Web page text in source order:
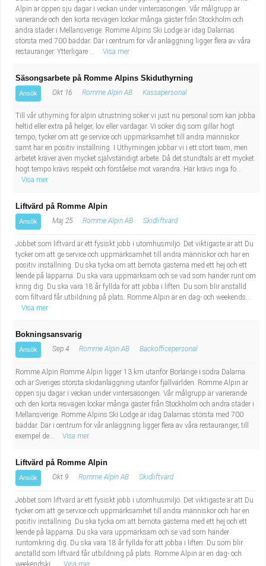
Alpin är öppen sju dagar i veckan under vintersäsongen. Vår målgrupp är
varierande och den korta resvägen lockar många gäster från Stockholm och
andra städer i Mellansverige. Romme Alpins Ski Lodge är idag Dalarnas
största med 700 bäddar. Där i centrum för vår anläggning ligger flera av våra
restauranger. Ytterligare ...
Visa mer
Säsongsarbete på Romme Alpins Skiduthyrning
Ansök Okt 16 Romme Alpin AB Kassapersonal
Till vår uthyrning för alpin utrustning söker vi just nu personal som kan jobba
heltid eller extra på helger, lov eller vardagar. Vi söker dig som gillar högt
tempo, tycker om att ge service och uppmärksamhet till andra människor
samt har en positiv inställning. I Uthyrningen jobbar vi i ett stort team, men
arbetet kräver även mycket självständigt arbete. Då det stundtals är ett mycket
högt tempo krävs respekt och förståelse mot varandra. Här krävs inga fö...
Visa mer
Liftvärd på Romme Alpin
Ansök Maj 25 Romme Alpin AB Skidliftvärd
Jobbet som liftvärd är ett fysiskt jobb i utomhusmiljö. Det viktigaste är att Du
tycker om att ge service och uppmärksamhet till andra människor och har en
positiv inställning. Du ska tycka om att bemöta gästerna med ett hej och ett
leende på läpparna. Du ska vara uppmärksam och se vad som händer runt om
kring dig. Du ska vara 18 år fyllda för att jobba i liften. Du som blir anställd
som filtvärd får utbildning på plats. Romme Alpin är en dag- och weekends...
Visa mer
Bokningsansvarig
Ansök Sep 4 Romme Alpin AB Backofficepersonal
Romme Alpin Romme Alpin ligger 13 km utanför Borlänge i södra Dalarna
och är Sveriges största skidanläggning utanför fjällvärlden. Romme Alpin är
öppen sju dagar i veckan under vintersäsongen. Vår målgrupp är varierande
och den korta resvägen lockar många gäster från Stockholm och andra städer i
Mellansverige. Romme Alpins Ski Lodge är idag Dalarnas största med 700
bäddar. Där i centrum för vår anläggning ligger flera av våra restauranger, till
exempel de...
Visa mer
Liftvärd på Romme Alpin
Ansök Okt 9 Romme Alpin AB Skidliftvärd
Jobbet som liftvärd är ett fysiskt jobb i utomhusmiljö. Det viktigaste är att Du
tycker om att ge service och uppmärksamhet till andra människor och har en
positiv inställning. Du ska tycka om att bemöta gästerna med ett hej och ett
leende på läpparna. Du ska vara uppmärksam och se vad som händer
runtomkring dig. Du ska vara 18 år fyllda för att jobba i liften. Du som blir
anställd som liftvärd får utbildning på plats. Romme Alpin är en dag- och
weekendski...
Visa mer